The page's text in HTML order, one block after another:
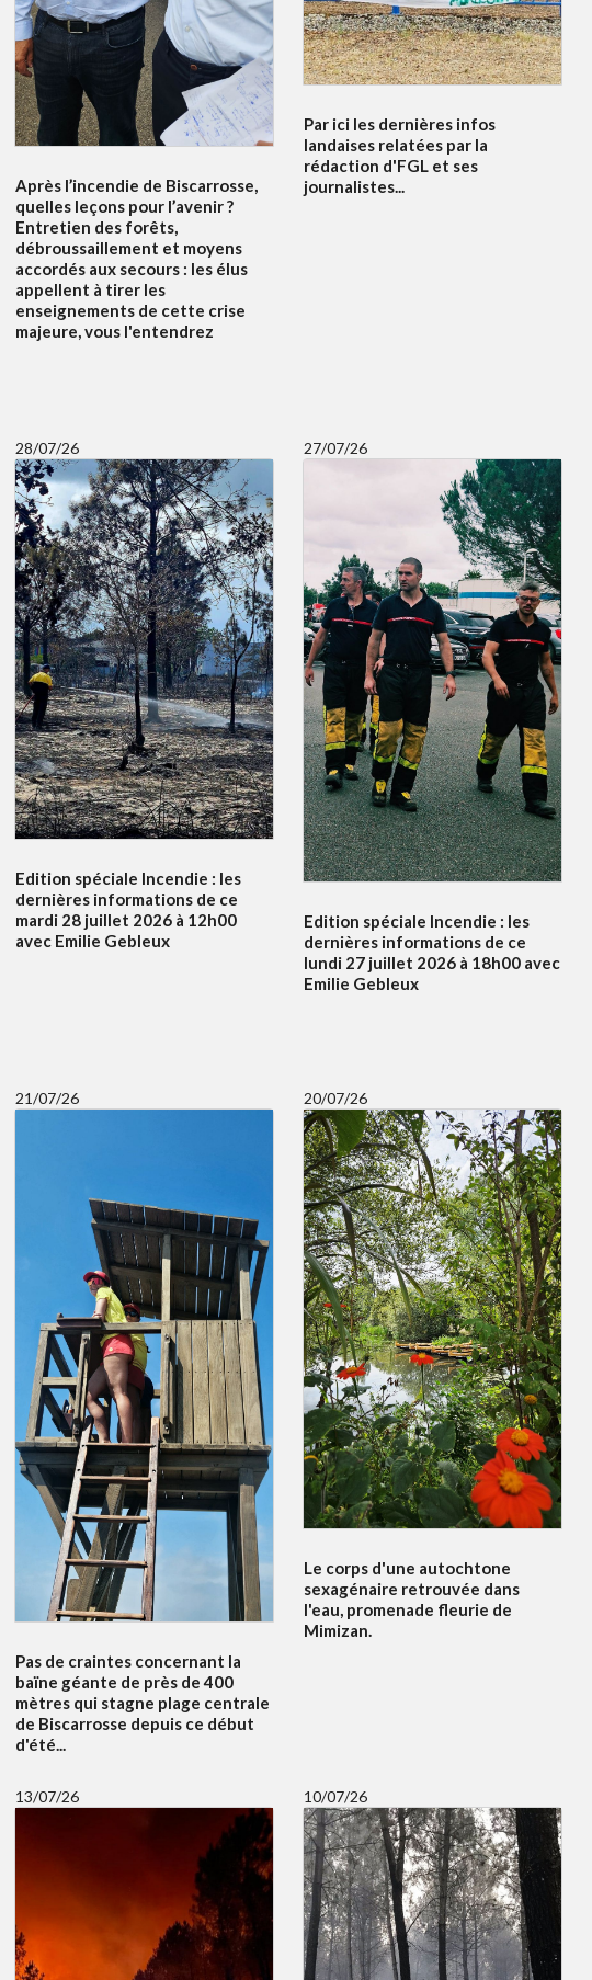
Après l’incendie de Biscarrosse,
quelles leçons pour l’avenir ?
Entretien des forêts,
débroussaillement et moyens
accordés aux secours : les élus
appellent à tirer les
enseignements de cette crise
majeure, vous l'entendrez
Par ici les dernières infos
landaises relatées par la
rédaction d'FGL et ses
journalistes...
28/07/26
Edition spéciale Incendie : les
dernières informations de ce
mardi 28 juillet 2026 à 12h00
avec Emilie Gebleux
27/07/26
Edition spéciale Incendie : les
dernières informations de ce
lundi 27 juillet 2026 à 18h00 avec
Emilie Gebleux
21/07/26
Pas de craintes concernant la
baïne géante de près de 400
mètres qui stagne plage centrale
de Biscarrosse depuis ce début
d'été...
20/07/26
Le corps d'une autochtone
sexagénaire retrouvée dans
l'eau, promenade fleurie de
Mimizan.
13/07/26 10/07/26